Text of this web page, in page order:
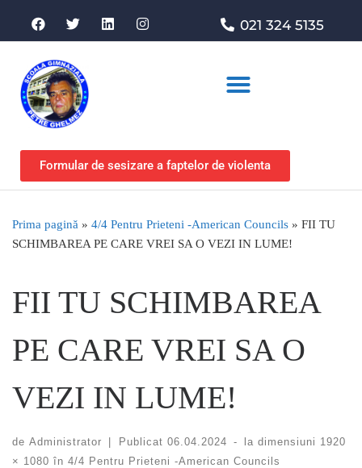
021 324 5135
Formular de sesizare a faptelor de violenta
Prima pagină » 4/4 Pentru Prieteni -American Councils » FII TU
SCHIMBAREA PE CARE VREI SA O VEZI IN LUME!
FII TU SCHIMBAREA
PE CARE VREI SA O
VEZI IN LUME!
de Administrator | Publicat 06.04.2024 - la dimensiuni 1920
× 1080 în 4/4 Pentru Prieteni -American Councils